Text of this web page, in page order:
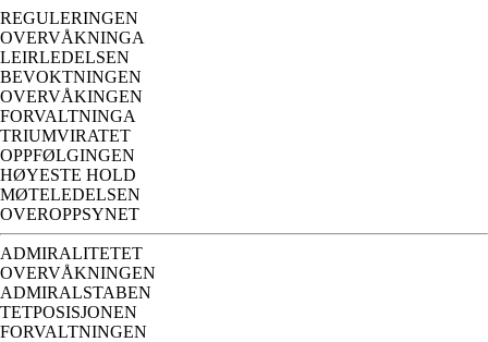
REGULERINGEN
OVERVÅKNINGA
LEIRLEDELSEN
BEVOKTNINGEN
OVERVÅKINGEN
FORVALTNINGA
TRIUMVIRATET
OPPFØLGINGEN
HØYESTE HOLD
MØTELEDELSEN
OVEROPPSYNET
ADMIRALITETET
OVERVÅKNINGEN
ADMIRALSTABEN
TETPOSISJONEN
FORVALTNINGEN